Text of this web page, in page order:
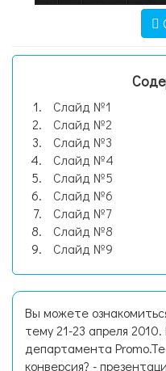
Promo.Techart
Слайд №1
Слайд №2
Слайд №3
Слайд №4
Слайд №5
Слайд №6
Слайд №7
Слайд №8
Слайд №9
Вы можете
тему 21-23 апреля
департамента
конверсия? -